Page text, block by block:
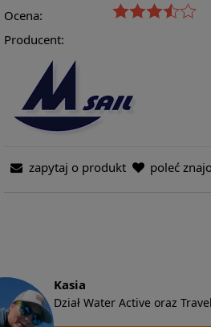
Ocena:
Producent:
zapytaj o produkt poleć
Kasia
Dział Water Active oraz